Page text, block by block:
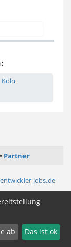
Köln
Partner
jobs.de
ab Das ist ok